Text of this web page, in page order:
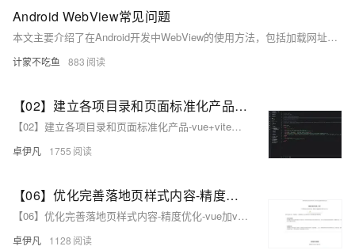
Android WebView常见问题
本文主要介绍了在Android开发中WebView的使用方法，包括加载网址、设置相关属性（如JavaScript支持、缓存模式、屏幕适配等）、监听网页加载过程以及返回上一页面的功能实现。同时针对Android P版本限制明文流量的问题（ERR_CLEARTEXT_NOT_PERMITTED），提供了在`AndroidManifest.xml`中添加`android:usesCleartextTraffic=&quot;true&quot;`的解决办法。文章还附有完整代码示例，帮助开发者快速上手并解决常见问题。希望对您的开发工作有所帮助！
计蒙不吃鱼 883
【02】建立各项目录和页面标准化产品-vue+vite开发实战-做一个非常漂亮的APP下载落地页-支持PC和H5自适应提供安卓苹果鸿蒙下载和网页端访问-优雅草卓伊凡
【02】建立各项目录和页面标准化产品-vue+vite开发实战-做一个非常漂亮的APP下载落地页-支持PC和H5自适应提供安卓苹果鸿蒙下载和网页端访问-优雅草卓伊凡
卓伊凡 1755
【06】优化完善落地页样式内容-精度优化-vue加vite开发实战-做一个非常漂亮的APP下载落地页-支持PC和H5自适应提供安卓苹果鸿蒙下载和网页端访问-优雅草卓伊凡
【06】优化完善落地页样式内容-精度优化-vue加vite开发实战-做一个非常漂亮的APP下载落地页-支持PC和H5自适应提供安卓苹果鸿蒙下载和网页端访问-优雅草卓伊凡
卓伊凡 1128